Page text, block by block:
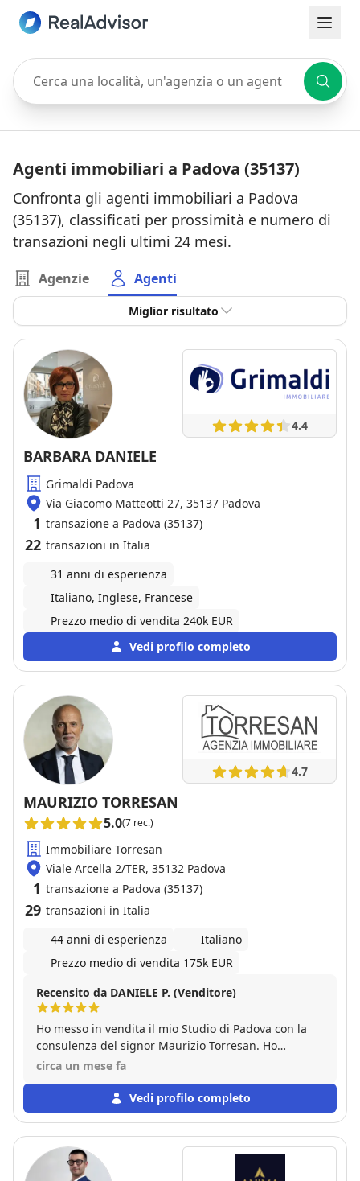
Cerca una località, un'agenzia o un agente
Agenti immobiliari a Padova (35137)
Confronta gli agenti immobiliari a Padova
(35137), classificati per prossimità e numero di
transazioni negli ultimi 24 mesi.
Agenzie Agenti
Miglior risultato
4.4
BARBARA DANIELE
Grimaldi Padova
Via Giacomo Matteotti 27, 35137 Padova
1 transazione a Padova (35137)
22 transazioni in Italia
31 anni di esperienza
Italiano, Inglese, Francese
Prezzo medio di vendita 240k EUR
Vedi profilo completo
4.7
MAURIZIO TORRESAN
5.0(7 rec.)
Immobiliare Torresan
Viale Arcella 2/TER, 35132 Padova
1 transazione a Padova (35137)
29 transazioni in Italia
44 anni di esperienza
Italiano
Prezzo medio di vendita 175k EUR
Recensito da DANIELE P. (Venditore)
Ho messo in vendita il mio Studio di Padova con la
consulenza del signor Maurizio Torresan. Ho
riscontrato grande professionalità ed esperienza da
Notaio per il rogito. Consigliatissimo.
circa un mese fa
Vedi profilo completo